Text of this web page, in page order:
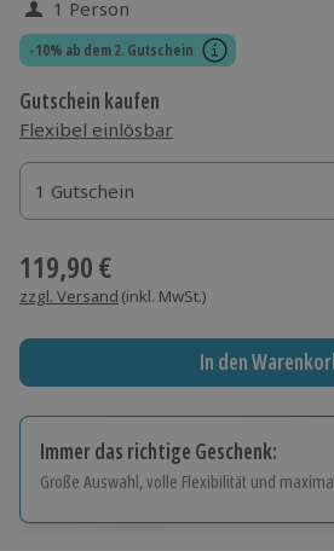
1 Person
-10% ab dem 2. Gutschein
Gutschein kaufen
Flexibel einlösbar
1 Gutschein
1 Gutschein
1 Gutschein
119,90 €
zzgl. Versand (inkl. MwSt.)
In den
Immer das richtige Geschenk:
Große Auswahl, volle Flexibilität und